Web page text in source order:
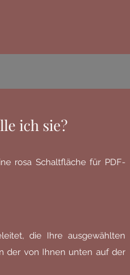
ich sie?
rosa Schaltfläche für PDF-
die Ihre ausgewählten
der von Ihnen unten auf der